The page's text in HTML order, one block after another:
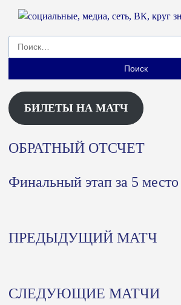
Найти:
БИЛЕТЫ НА МАТЧ
ОБРАТНЫЙ ОТСЧЕТ
Финальный этап за 5 место
ПРЕДЫДУЩИЙ МАТЧ
СЛЕДУЮЩИЕ МАТЧИ